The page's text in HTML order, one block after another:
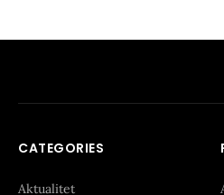
CATEGORIES
Aktualitet